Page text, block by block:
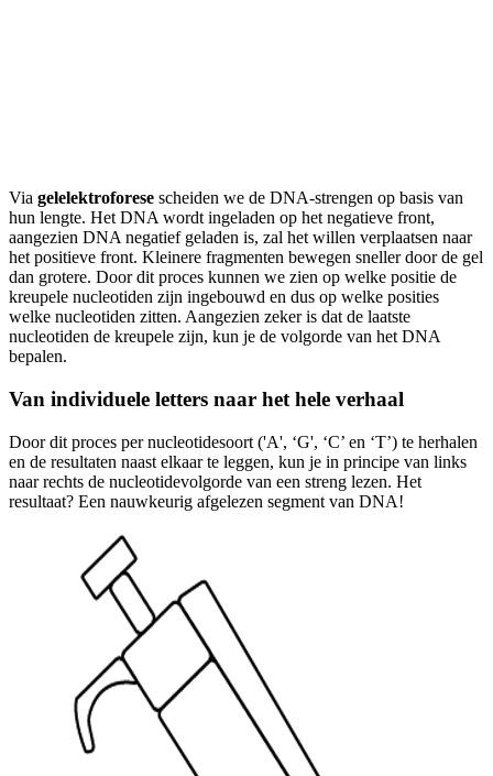
Via gelelektroforese scheiden we de DNA-strengen op basis van
hun lengte. Het DNA wordt ingeladen op het negatieve front,
aangezien DNA negatief geladen is, zal het willen verplaatsen naar
het positieve front. Kleinere fragmenten bewegen sneller door de gel
dan grotere. Door dit proces kunnen we zien op welke positie de
kreupele nucleotiden zijn ingebouwd en dus op welke posities
welke nucleotiden zitten. Aangezien zeker is dat de laatste
nucleotiden de kreupele zijn, kun je de volgorde van het DNA
bepalen.
Van individuele letters naar het hele verhaal
Door dit proces per nucleotidesoort ('A', ‘G', ‘C’ en ‘T’) te herhalen
en de resultaten naast elkaar te leggen, kun je in principe van links
naar rechts de nucleotidevolgorde van een streng lezen. Het
resultaat? Een nauwkeurig afgelezen segment van DNA!